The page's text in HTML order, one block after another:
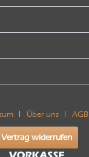
Über uns AGB
Vertrag widerrufen